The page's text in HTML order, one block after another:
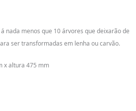
nada menos que 10 árvores que deixarão de
ser transformadas em lenha ou carvão.
x altura 475 mm